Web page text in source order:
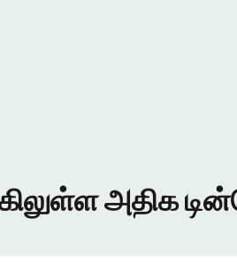
அதிக